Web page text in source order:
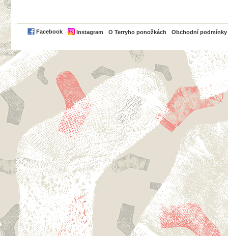
Facebook Instagram O Terryho ponožkách Obchodní podmínky
PayPal